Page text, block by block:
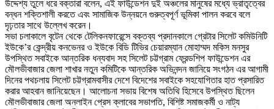
উদ্দেশ্য তুলে ধরে বক্তারা বলেন, এই ফাউন্ডেশন দুই অঞ্চলের মানুষের মধ্যে ভ্রাতৃত্বের
বন্ধন শক্তিশালী করতে এবং সামাজিক উন্নয়নে গুরুত্বপূর্ণ ভূমিকা পালন করবে বলে
দৃঢ়তার সাথে উল্লেখ করেন।
সভা চলাকালে বৃটেন থেকে টেলিকনফারেন্সে বক্তব্য প্রদানকালে গ্রেটার সিলেট কমিউনিটি
ইউকে’র কেন্দ্রীয় কনভেনর ও ইউকে বিডি টিভির চেয়ারম্যান মোহাম্মদ মকিস মনসুর
উপস্থিত সবাইকে আন্তরিক ধন্যবাদ সহ সিলেট চট্টগ্রাম ফ্রেন্ডশিপ ফাউন্ডেশন এর
মৌলভীবাজার জেলা শাখার নতুন কমিটিকে আন্তরিক অভিনন্দন জানিয়ে সংগঠন এর আগামী
দিনের পথচলায় সিলেট চট্টগ্রামবাসীর দেশে বিদেশের সবাইকে সহযোগিতার হাত প্রসারিত
করার আহবান জানিয়েছেন। আলোচনা সভায় বিশেষ অতিথি হিসেবে উপস্থিত ছিলেন
মৌলভীবাজার জেলা অনলাইন প্রেস ক্লাবের সভাপতি, বিশিষ্ট সমাজকর্মী ও নাট্য